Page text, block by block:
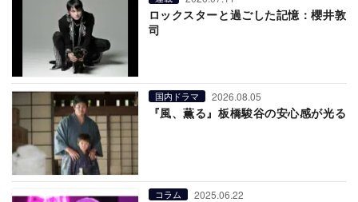
ロックスターと過ごした記憶：櫻井敦
司
国内ドラマ 2026.08.05
『風、薫る』板橋駿谷の安心感が光る
コラム 2025.06.22